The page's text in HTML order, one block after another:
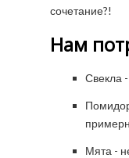
сочетание?!
Нам
Свекла
Мята -